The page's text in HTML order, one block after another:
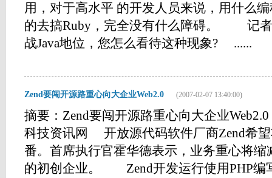
用，对于高水平 的开发人员来说，用什么
的去搞Ruby，完全没有什么障碍。 记者
战Java地位，您怎么看待这种现象? ......
Zend要闯开源路重心向大企业Web2.0 (2007-02-07 13:40:00)
摘要：Zend要闯开源路重心向大企业
科技资讯网 开放源代码软件厂商Zend希
番。首席执行官霍华德表示，业务重心将缩
的初创企业。 Zend开发运行使用PHP编